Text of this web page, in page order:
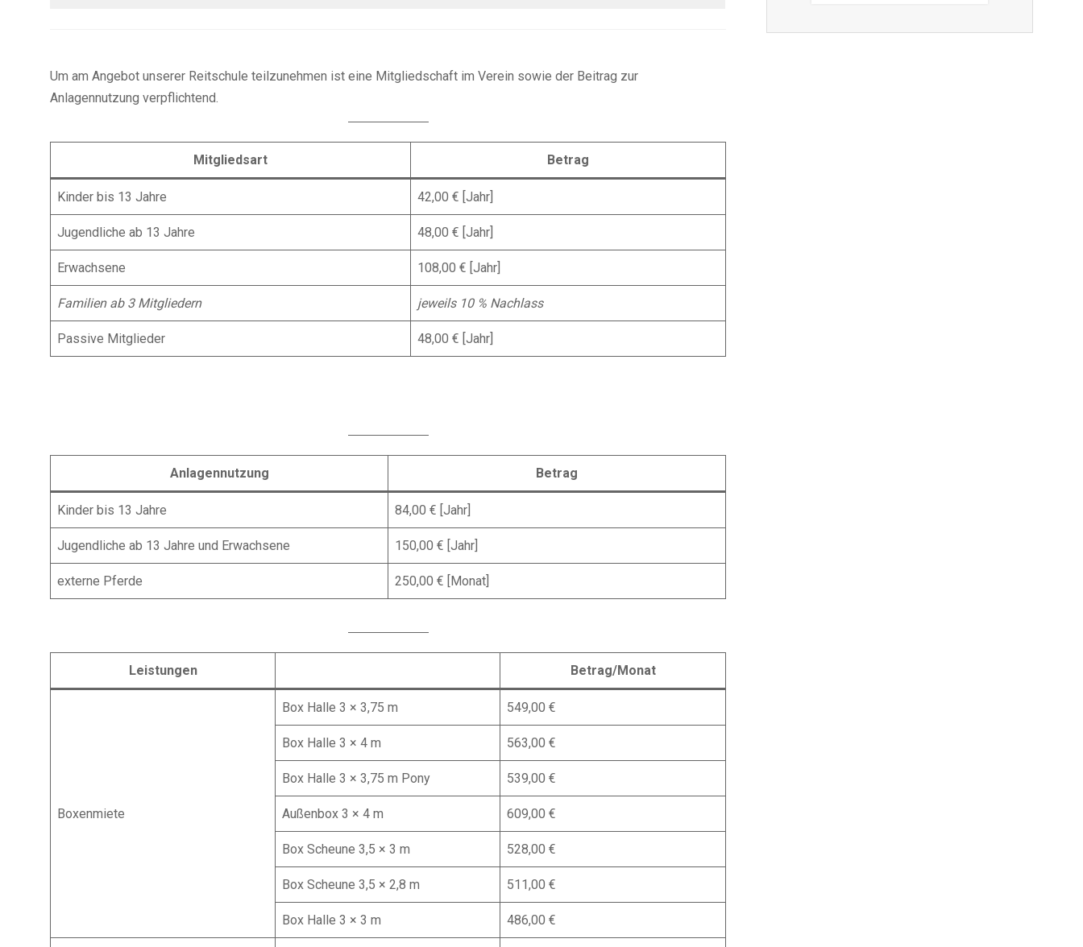
Um am Angebot unserer Reitschule teilzunehmen ist eine Mitgliedschaft im Verein sowie der Beitrag zur
Anlagennutzung verpflichtend.
Mitgliedsart Betrag
Kinder bis 13 Jahre 42,00 € [Jahr]
Jugendliche ab 13 Jahre 48,00 € [Jahr]
Erwachsene 108,00 € [Jahr]
Familien ab 3 Mitgliedern jeweils 10 % Nachlass
Passive Mitglieder 48,00 € [Jahr]
Anlagennutzung Betrag
Kinder bis 13 Jahre 84,00 € [Jahr]
Jugendliche ab 13 Jahre und Erwachsene 150,00 € [Jahr]
externe Pferde 250,00 € [Monat]
Leistungen Betrag/Monat
Boxenmiete
Box Halle 3 × 3,75 m 549,00 €
Box Halle 3 × 4 m 563,00 €
Box Halle 3 × 3,75 m Pony 539,00 €
Außenbox 3 × 4 m 609,00 €
Box Scheune 3,5 × 3 m 528,00 €
Box Scheune 3,5 × 2,8 m 511,00 €
Box Halle 3 × 3 m 486,00 €
TÜR"